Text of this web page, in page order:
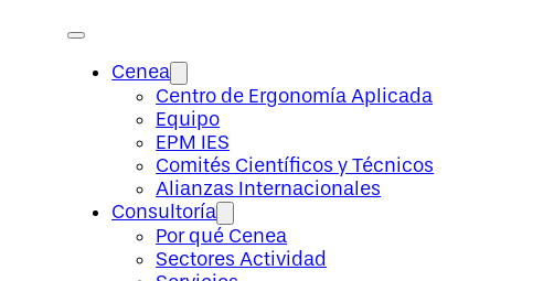
Cenea
Centro de Ergonomía Aplicada
Equipo
EPM IES
Comités Científicos y Técnicos
Alianzas Internacionales
Consultoría
Por qué Cenea
Sectores Actividad